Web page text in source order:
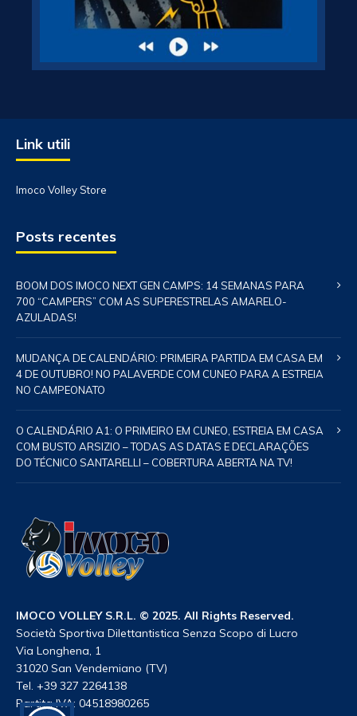
Link utili
Imoco Volley Store
Posts recentes
BOOM DOS IMOCO NEXT GEN CAMPS: 14 SEMANAS PARA
700 “CAMPERS” COM AS SUPERESTRELAS AMARELO-
AZULADAS!
MUDANÇA DE CALENDÁRIO: PRIMEIRA PARTIDA EM CASA EM
4 DE OUTUBRO! NO PALAVERDE COM CUNEO PARA A ESTREIA
NO CAMPEONATO
O CALENDÁRIO A1: O PRIMEIRO EM CUNEO, ESTREIA EM CASA
COM BUSTO ARSIZIO – TODAS AS DATAS E DECLARAÇÕES
DO TÉCNICO SANTARELLI – COBERTURA ABERTA NA TV!
IMOCO VOLLEY S.R.L. © 2025. All Rights Reserved.
Società Sportiva Dilettantistica Senza Scopo di Lucro
Via Longhena, 1
31020 San Vendemiano (TV)
Tel. +39 327 2264138
Partita IVA: 04518980265